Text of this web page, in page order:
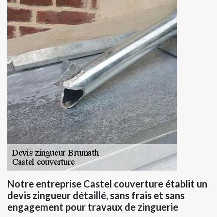
Notre entreprise Castel couverture établit un
devis zingueur détaillé, sans frais et sans
engagement pour travaux de zinguerie